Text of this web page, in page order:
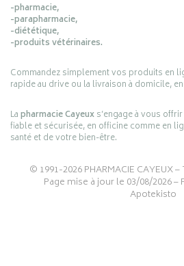
-pharmacie,
-parapharmacie,
-diététique,
-produits vétérinaires.
Commandez simplement vos produits en
rapide au drive ou la livraison à domicile,
Lapharmacie Cayeuxs’engage à vous
fiable et sécurisée, en officine comme en
santé et de votre bien-être.
© 1991-2026PHARMACIE CAYEUX–
Page mise à jour le 03/08/2026 –
Apotekisto